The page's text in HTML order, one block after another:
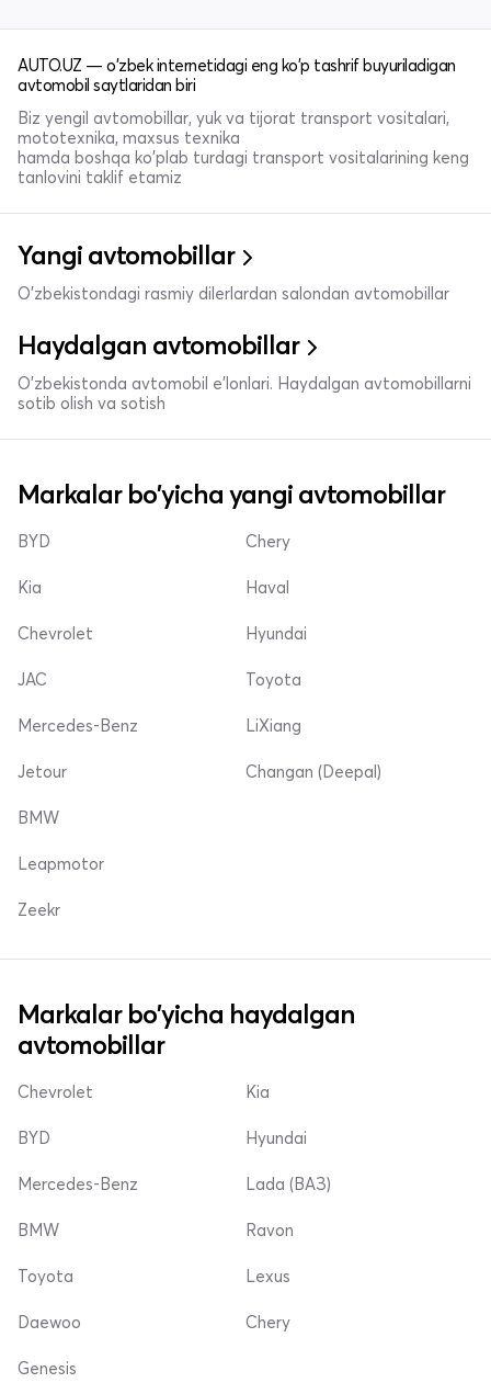
AUTO.UZ — o'zbek internetidagi eng ko'p tashrif buyuriladigan
avtomobil saytlaridan biri
Biz yengil avtomobillar, yuk va tijorat transport vositalari,
mototexnika, maxsus texnika
hamda boshqa ko'plab turdagi transport vositalarining keng
tanlovini taklif etamiz
Yangi avtomobillar
O'zbekistondagi rasmiy dilerlardan salondan avtomobillar
Haydalgan avtomobillar
O'zbekistonda avtomobil e’lonlari. Haydalgan avtomobillarni
sotib olish va sotish
Markalar bo'yicha yangi avtomobillar
BYD
Kia
Chevrolet
Chery
Haval
Hyundai
JAC
Mercedes-Benz
Jetour
Toyota
LiXiang
Changan (Deepal)
BMW
Leapmotor
Zeekr
Markalar bo'yicha haydalgan
avtomobillar
Chevrolet
BYD
Mercedes-Benz
Kia
Hyundai
Lada (ВАЗ)
BMW
Toyota
Daewoo
Ravon
Lexus
Chery
Genesis